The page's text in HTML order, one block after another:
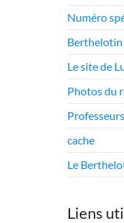
Numéro
Berthelotin
Le site de
Photos du
cache
Le
Liens